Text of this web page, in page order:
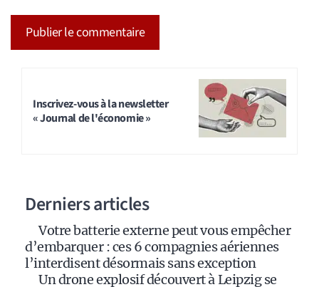
Inscrivez-vous à la newsletter
« Journal de l'économie »
Derniers articles
Votre batterie externe peut vous empêcher
d’embarquer : ces 6 compagnies aériennes
l’interdisent désormais sans exception
Un drone explosif découvert à Leipzig se